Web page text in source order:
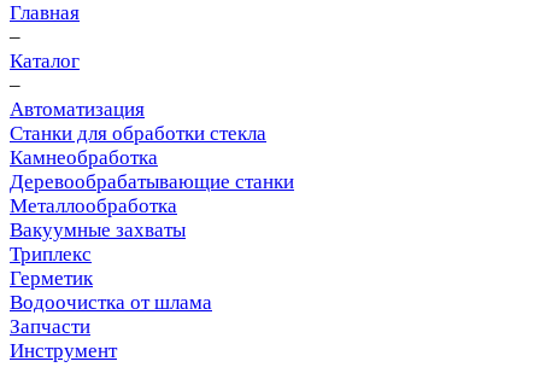
Главная
–
Каталог
–
Автоматизация
Станки для обработки стекла
Камнеобработка
Деревообрабатывающие станки
Металлообработка
Вакуумные захваты
Триплекс
Герметик
Водоочистка от шлама
Запчасти
Инструмент